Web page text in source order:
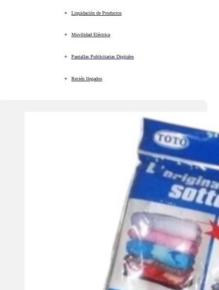
Liquidación de Productos
Movilidad Eléctrica
Pantallas Publicitarias Digitales
Recién llegados